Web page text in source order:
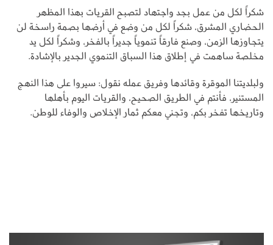
شكراً لكل من عمل بجد واجتهاد لتصبح القريات بهذا المظهر
الحضاري المشرق، شكراً لكل من وضع في أرضها بصمة راسخة لن
يتجاوزها الزمن، وصنع فارقاً تنموياً جديراً بالفخر، وشكراً لكل يد
مخلصة ساهمت في إطلاق هذا السباق التنموي الجدير بالإشادة.
ولبلديتنا الموقرة وقائدها وفريق عمله نقول: سيروا على هذا النهج
المستنير، فأنتم في الطريق الصحيح، والقريات اليوم بأهلها
وتاريخها تفخر بكم، وتجني معكم ثمار الإخلاص والوفاء للوطن.